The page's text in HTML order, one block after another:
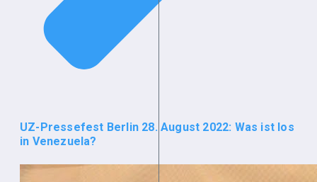
UZ-Pressefest Berlin 28. August 2022: Was ist los
in Venezuela?